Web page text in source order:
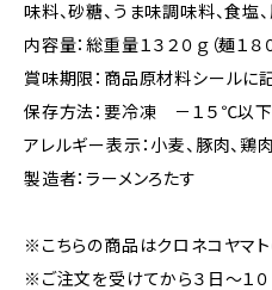
味料、砂糖、うま味調味料、食塩
内容量：総重量１３２０ｇ（麺１８
賞味期限：商品原材料シールに
保存方法：要冷凍 －１５℃以下
アレルギー表示：小麦、豚肉、鶏肉
製造者：ラーメンろたす
※こちらの商品はクロネコヤマト
※ご注文を受けてから３日～１